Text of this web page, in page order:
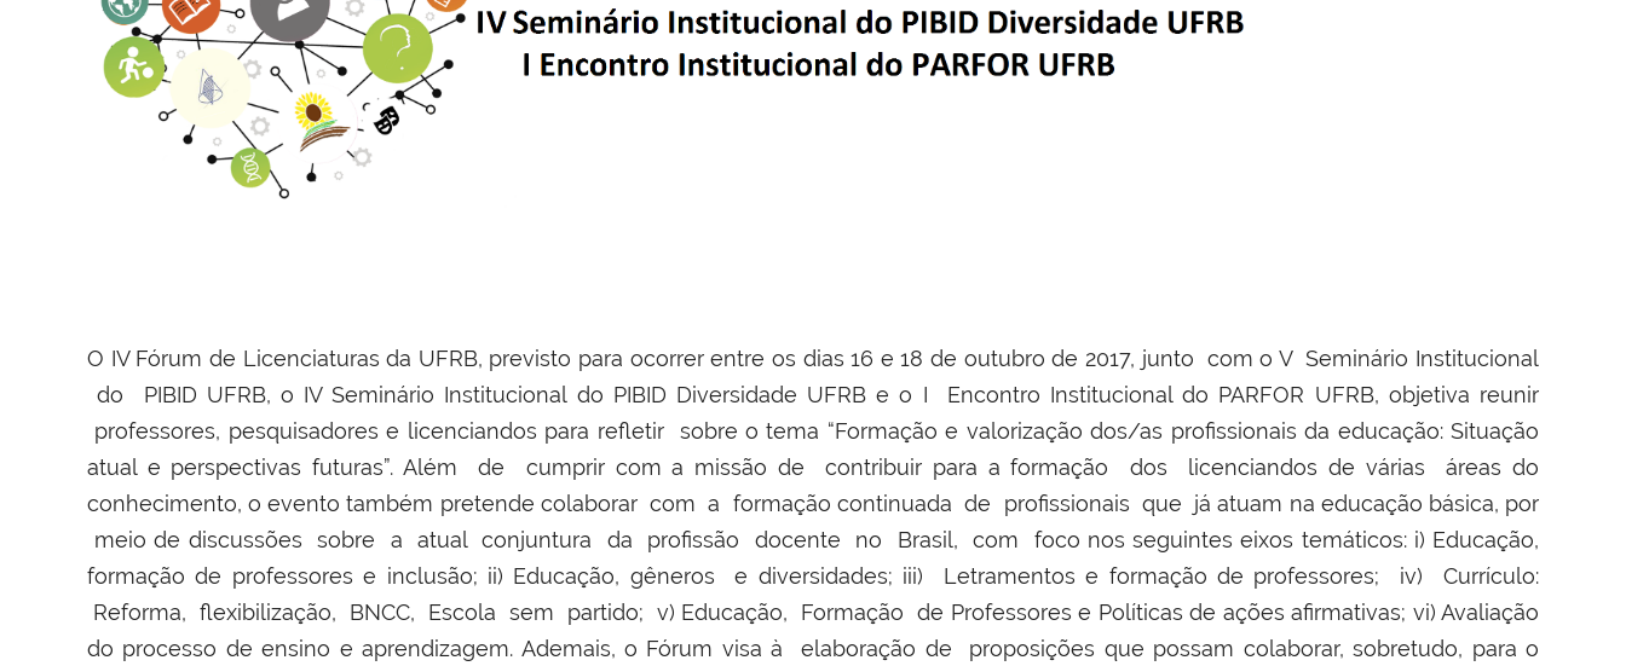
O IV Fórum de Licenciaturas da UFRB, previsto para ocorrer entre os dias 16 e 18 de outubro de 2017, junto com o V Seminário Institucional
do PIBID UFRB, o IV Seminário Institucional do PIBID Diversidade UFRB e o I Encontro Institucional do PARFOR UFRB, objetiva reunir
professores, pesquisadores e licenciandos para refletir sobre o tema “Formação e valorização dos/as profissionais da educação: Situação
atual e perspectivas futuras”. Além de cumprir com a missão de contribuir para a formação dos licenciandos de várias áreas do
conhecimento, o evento também pretende colaborar com a formação continuada de profissionais que já atuam na educação básica, por
meio de discussões sobre a atual conjuntura da profissão docente no Brasil, com foco nos seguintes eixos temáticos: i) Educação,
formação de professores e inclusão; ii) Educação, gêneros e diversidades; iii) Letramentos e formação de professores; iv) Currículo:
Reforma, flexibilização, BNCC, Escola sem partido; v) Educação, Formação de Professores e Políticas de ações afirmativas; vi) Avaliação
do processo de ensino e aprendizagem. Ademais, o Fórum visa à elaboração de proposições que possam colaborar, sobretudo, para o